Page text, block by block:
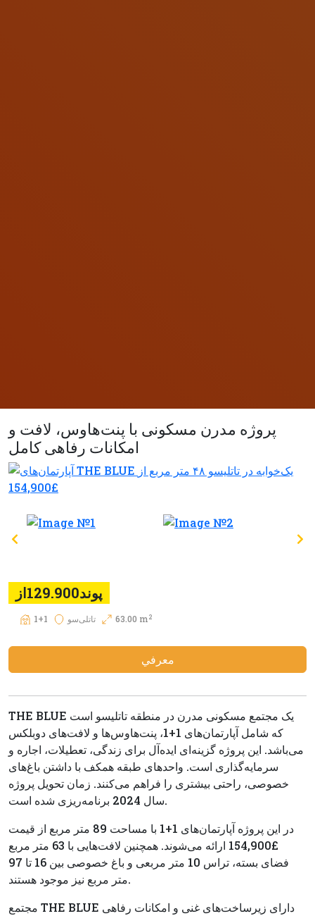
پروژه مدرن مسکونی با پنت‌هاوس، لافت و
امکانات رفاهی کامل
پوند129.900از
1+1 تاتلی‌سو 63.00 m2
معرفي
THE BLUE یک مجتمع مسکونی مدرن در منطقه تاتلیسو است
که شامل آپارتمان‌های 1+1، پنت‌هاوس‌ها و لافت‌های دوبلکس
می‌باشد. این پروژه گزینه‌ای ایده‌آل برای زندگی، تعطیلات، اجاره و
سرمایه‌گذاری است. واحدهای طبقه همکف با داشتن باغ‌های
خصوصی، راحتی بیشتری را فراهم می‌کنند. زمان تحویل پروژه
سال 2024 برنامه‌ریزی شده است.
در این پروژه آپارتمان‌های 1+1 با مساحت 89 متر مربع از قیمت
£154,900 ارائه می‌شوند. همچنین لافت‌هایی با 63 متر مربع
فضای بسته، تراس 10 متر مربعی و باغ خصوصی بین 16 تا 97
متر مربع نیز موجود هستند.
مجتمع THE BLUE دارای زیرساخت‌های غنی و امکانات رفاهی